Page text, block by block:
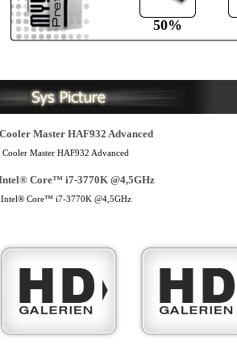
50%
Cooler Master HAF932 Advanced
Intel® Core™ i7-3770K @4,5GHz